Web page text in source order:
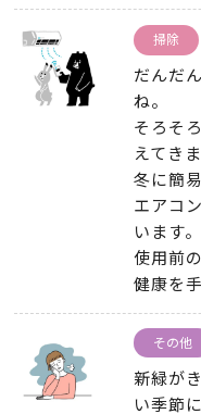
掃除
だんだ
ね。
そろそ
えてき
冬に簡
エアコ
います。
使用前
健康を
その他
新緑が
い季節